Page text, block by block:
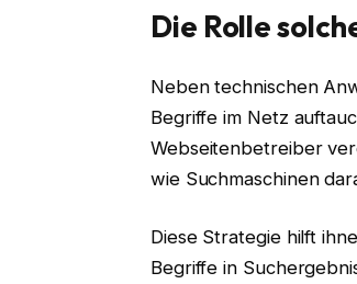
Die Rolle
Neben technischen
Begriffe im Netz
Webseitenbetreiber
wie Suchmaschinen
Diese Strategie hilft
Begriffe in